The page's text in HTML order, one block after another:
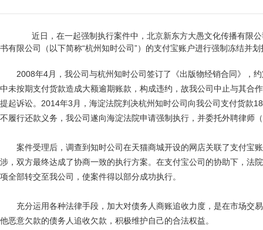
近日，在一起强制执行案件中，北京新东方大愚文化传播有限公
书有限公司（以下简称“杭州知时公司”）的支付宝账户进行强制冻结并
2008年4月，我公司与杭州知时公司签订了《出版物经销合同》，
中未按期支付货款造成大额逾期账款，构成违约，故我公司中止与其合
提起诉讼。2014年3月，海淀法院判决杭州知时公司向我公司支付货款
不履行还款义务，我公司遂向海淀法院申请强制执行，并委托外聘律师
案件受理后，调查到知时公司在天猫商城开设的网店关联了支付宝
涉，双方最终达成了协商一致的执行方案。在支付宝公司的协助下，法
项全部转交至我公司，使案件得以部分成功执行。
充分运用各种法律手段，加大对债务人商账追收力度，是在市场交
他恶意欠款的债务人追收欠款，积极维护自己的合法权益。